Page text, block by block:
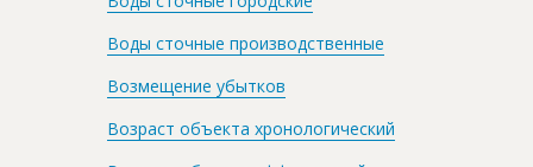
Воды сточные производственные
Возмещение убытков
Возраст объекта хронологический